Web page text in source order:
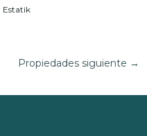
Estatik
Propiedades siguiente →